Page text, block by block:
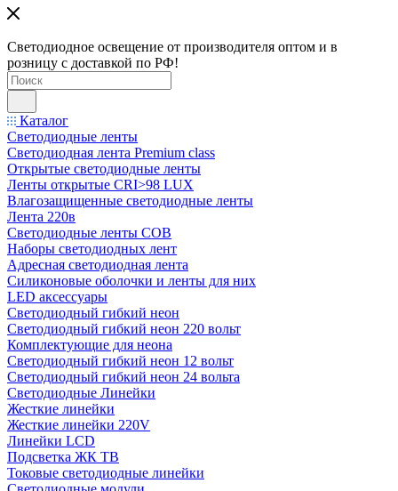
Светодиодное освещение от производителя оптом и в
розницу с доставкой по РФ!
Каталог
Светодиодные ленты
Светодиодная лента Premium class
Открытые светодиодные ленты
Ленты открытые CRI>98 LUX
Влагозащищенные светодиодные ленты
Лента 220в
Светодиодные ленты COB
Наборы светодиодных лент
Адресная светодиодная лента
Силиконовые оболочки и ленты для них
LED аксессуары
Светодиодный гибкий неон
Светодиодный гибкий неон 220 вольт
Комплектующие для неона
Светодиодный гибкий неон 12 вольт
Светодиодный гибкий неон 24 вольта
Светодиодные Линейки
Жесткие линейки
Жесткие линейки 220V
Линейки LCD
Подсветка ЖК ТВ
Токовые светодиодные линейки